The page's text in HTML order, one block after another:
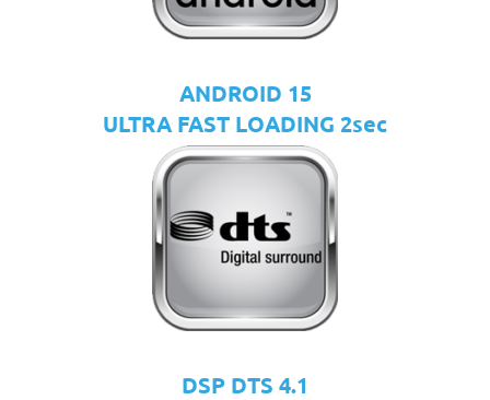
ANDROID 15
ULTRA FAST LOADING 2sec
DSP DTS 4.1